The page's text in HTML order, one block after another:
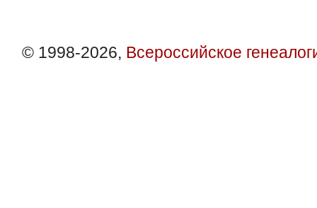
© 1998-2026, Всероссийское